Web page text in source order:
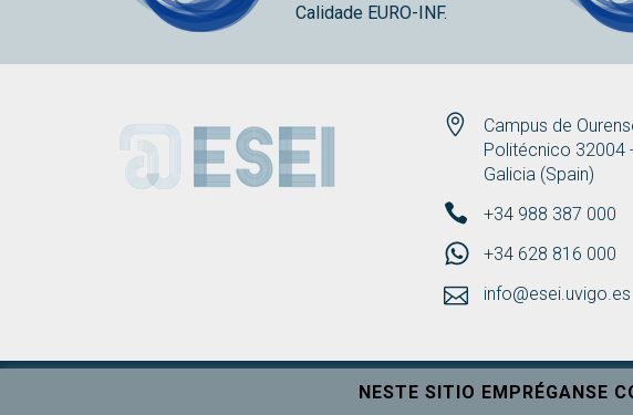
Calidade EURO-INF.
ESEI
Campus de
Politécnico 32004
Galicia (Spain)
+34 988 387 000
+34 628 816 000
info@esei.uvigo.es
NESTE SITIO EMPRÉGANSE